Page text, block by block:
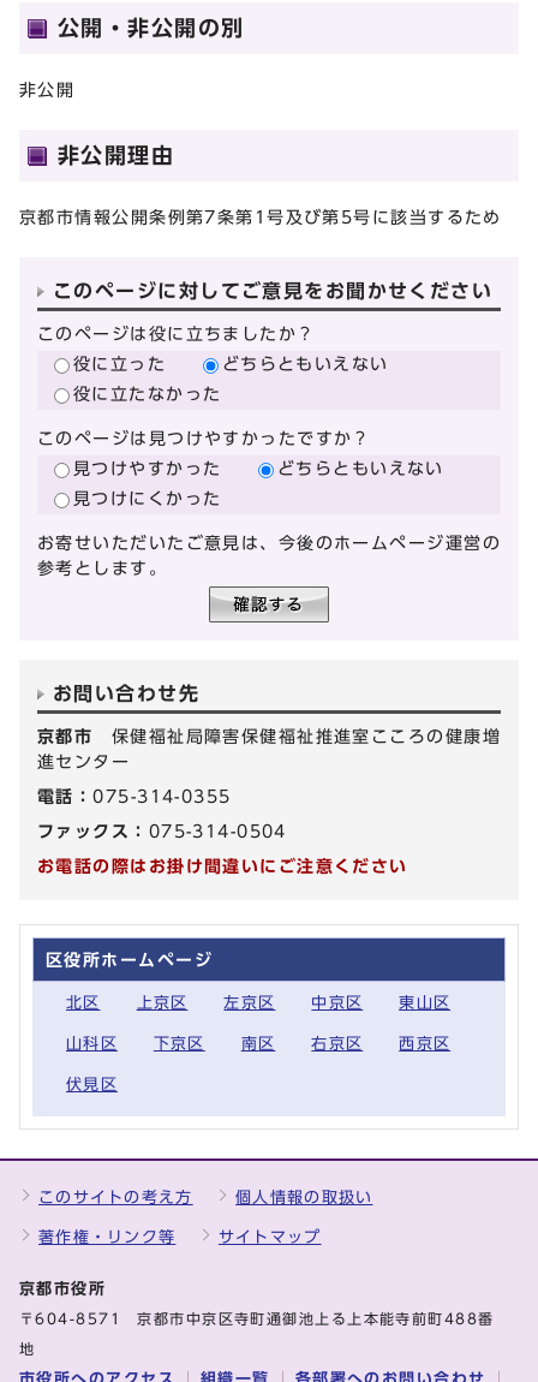
公開・非公開の別
非公開
非公開理由
京都市情報公開条例第7条第1号及び第5号に該当するため
このページに対してご意見をお聞かせください
このページは役に立ちましたか？
役に立った
どちらともいえない
役に立たなかった
このページは見つけやすかったですか？
見つけやすかった
どちらともいえない
見つけにくかった
お寄せいただいたご意見は、今後のホームページ運営の
参考とします。
お問い合わせ先
京都市 保健福祉局障害保健福祉推進室こころの健康増
進センター
電話：075-314-0355
ファックス： 075-314-0504
お電話の際はお掛け間違いにご注意ください
区役所ホームページ
北区 上京区 左京区 中京区 東山区
山科区 下京区 南区 右京区 西京区
伏見区
このサイトの考え方 個人情報の取扱い
著作権・リンク等 サイトマップ
京都市役所
〒604-8571 京都市中京区寺町通御池上る上本能寺前町488番
地